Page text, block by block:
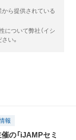
から提供されている
について弊社（イシ
い。
報
の「iJAMPセミ